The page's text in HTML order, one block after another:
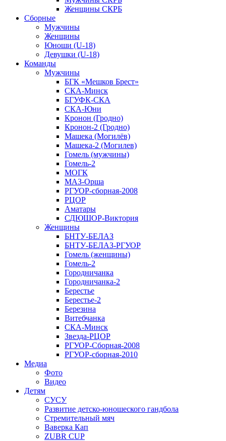
Женщины СКРБ
Сборные
Мужчины
Женщины
Юноши (U-18)
Девушки (U-18)
Команды
Мужчины
БГК «Мешков Брест»
СКА-Минск
БГУФК-СКА
СКА-Юни
Кронон (Гродно)
Кронон-2 (Гродно)
Машека (Могилёв)
Машека-2 (Могилев)
Гомель (мужчины)
Гомель-2
МОГК
МАЗ-Орша
РГУОР-сборная-2008
РЦОР
Аматары
СДЮШОР-Виктория
Женщины
БНТУ-БЕЛАЗ
БНТУ-БЕЛАЗ-РГУОР
Гомель (женщины)
Гомель-2
Городничанка
Городничанка-2
Берестье
Берестье-2
Березина
Витебчанка
СКА-Минск
Звезда-РЦОР
РГУОР-Сборная-2008
РГУОР-сборная-2010
Медиа
Фото
Видео
Детям
СУСУ
Развитие детско-юношеского гандбола
Стремительный мяч
Ваверка Кап
ZUBR CUP